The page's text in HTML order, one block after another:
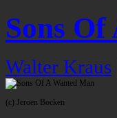
Sons
Walter Kraus
(c) Jeroen Bocken